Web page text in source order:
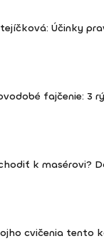
Účinky
fajčenie: 3
k masérovi?
cvičenia tento